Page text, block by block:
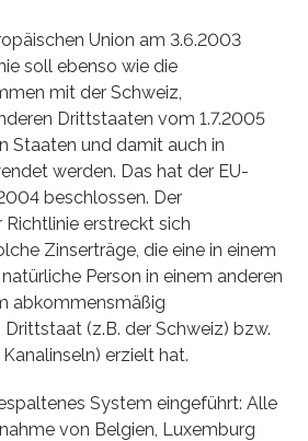
Union am 3.6.2003
soll ebenso wie die
mit der Schweiz,
Drittstaaten vom 1.7.2005
Staaten und damit auch in
werden. Das hat der EU-
beschlossen. Der
erstreckt sich
Zinserträge, die eine in einem
Person in einem anderen
abkommensmäßig
Drittstaat (z.B. der Schweiz) bzw.
erzielt hat.
System eingeführt: Alle
von Belgien, Luxemburg